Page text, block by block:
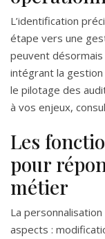
L’identification
étape vers une
peuvent
intégrant la
le pilotage des
à vos enjeux,
Les
pour
métier
La
aspects :